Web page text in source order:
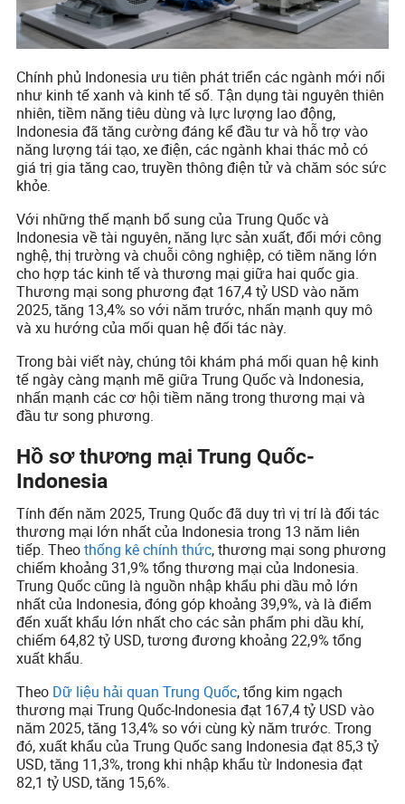
Chính phủ Indonesia ưu tiên phát triển các ngành mới nổi
như kinh tế xanh và kinh tế số. Tận dụng tài nguyên thiên
nhiên, tiềm năng tiêu dùng và lực lượng lao động,
Indonesia đã tăng cường đáng kể đầu tư và hỗ trợ vào
năng lượng tái tạo, xe điện, các ngành khai thác mỏ có
giá trị gia tăng cao, truyền thông điện tử và chăm sóc sức
khỏe.
Với những thế mạnh bổ sung của Trung Quốc và
Indonesia về tài nguyên, năng lực sản xuất, đổi mới công
nghệ, thị trường và chuỗi công nghiệp, có tiềm năng lớn
cho hợp tác kinh tế và thương mại giữa hai quốc gia.
Thương mại song phương đạt 167,4 tỷ USD vào năm
2025, tăng 13,4% so với năm trước, nhấn mạnh quy mô
và xu hướng của mối quan hệ đối tác này.
Trong bài viết này, chúng tôi khám phá mối quan hệ kinh
tế ngày càng mạnh mẽ giữa Trung Quốc và Indonesia,
nhấn mạnh các cơ hội tiềm năng trong thương mại và
đầu tư song phương.
Hồ sơ thương mại Trung Quốc-
Indonesia
Tính đến năm 2025, Trung Quốc đã duy trì vị trí là đối tác
thương mại lớn nhất của Indonesia trong 13 năm liên
tiếp. Theothống kê chính thức, thương mại song phương
chiếm khoảng 31,9% tổng thương mại của Indonesia.
Trung Quốc cũng là nguồn nhập khẩu phi dầu mỏ lớn
nhất của Indonesia, đóng góp khoảng 39,9%, và là điểm
đến xuất khẩu lớn nhất cho các sản phẩm phi dầu khí,
chiếm 64,82 tỷ USD, tương đương khoảng 22,9% tổng
xuất khẩu.
Theo Dữ liệu hải quan Trung Quốc, tổng kim ngạch
thương mại Trung Quốc-Indonesia đạt 167,4 tỷ USD vào
năm 2025, tăng 13,4% so với cùng kỳ năm trước. Trong
đó, xuất khẩu của Trung Quốc sang Indonesia đạt 85,3 tỷ
USD, tăng 11,3%, trong khi nhập khẩu từ Indonesia đạt
82,1 tỷ USD, tăng 15,6%.